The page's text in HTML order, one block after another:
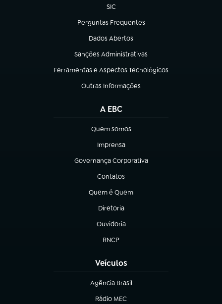
SIC
(abre em nova aba)
Perguntas Frequentes
(abre em nova aba)
Dados Abertos
(abre em nova aba)
Sanções Administrativas
(abre em nova aba)
Ferramentas e Aspectos Tecnológicos
(abre em nova aba)
Outras Informações
(abre em nova aba)
A EBC
Quem somos
(abre em nova aba)
Imprensa
(abre em nova aba)
Governança Corporativa
(abre em nova aba)
Contatos
(abre em nova aba)
Quem é Quem
(abre em nova aba)
Diretoria
(abre em nova aba)
Ouvidoria
(abre em nova aba)
RNCP
(abre em nova aba)
Veículos
Agência Brasil
(abre em nova aba)
Rádio MEC